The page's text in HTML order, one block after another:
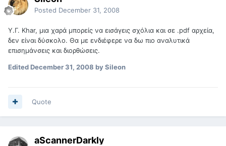
Posted December 31, 2008
Υ.Γ. Khar, μια χαρά μπορείς να εισάγεις σχόλια και σε .pdf αρχεία,
δεν είναι δύσκολο. Θα με ενδιέφερε να δω πιο αναλυτικά
επισημάνσεις και διορθώσεις.
EditedDecember 31, 2008 by Sileon
Quote
aScannerDarkly